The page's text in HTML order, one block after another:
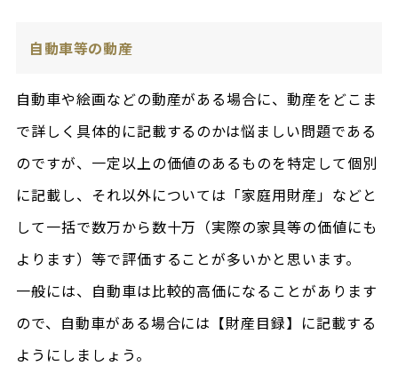
自動車等の動産
自動車や絵画などの動産がある場合に、動産をどこま
で詳しく具体的に記載するのかは悩ましい問題である
のですが、一定以上の価値のあるものを特定して個別
に記載し、それ以外については「家庭用財産」などと
して一括で数万から数十万（実際の家具等の価値にも
よります）等で評価することが多いかと思います。
一般には、自動車は比較的高価になることがあります
ので、自動車がある場合には【財産目録】に記載する
ようにしましょう。